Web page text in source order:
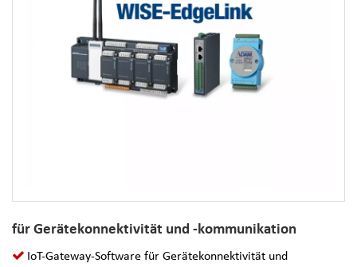
für Gerätekonnektivität und -kommunikation
IoT-Gateway-Software für Gerätekonnektivität und